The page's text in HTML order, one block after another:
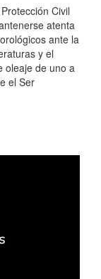
Civil
atenta
ante la
y el
oleaje de uno a
el Ser